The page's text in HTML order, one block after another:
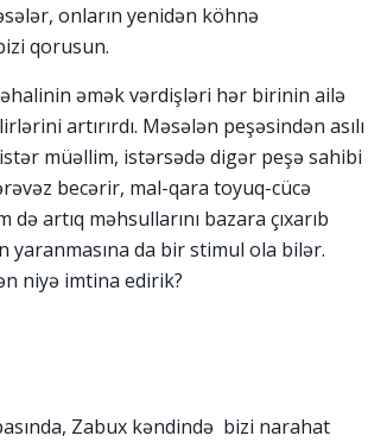
onların yenidən köhnə
qorusun.
əmək vərdişləri hər birinin ailə
artırırdı. Məsələn peşəsindən asılı
müəllim, istərsədə digər peşə sahibi
becərir, mal-qara toyuq-cücə
artıq məhsullarını bazara çıxarıb
yaranmasına da bir stimul ola bilər.
niyə imtina edirik?
Zabux kəndində bizi narahat